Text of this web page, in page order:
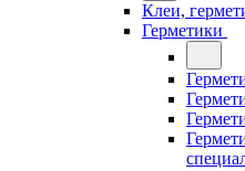
Клеи,
Герметики